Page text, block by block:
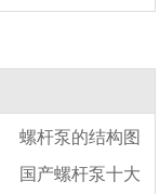
螺杆泵的结构图
及工作原理
国产螺杆泵十大